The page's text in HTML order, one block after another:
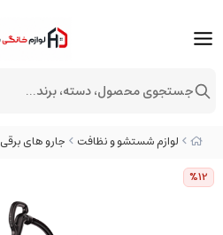
لوازم شستشو و نظافت جارو های برقی
%12
جستجوی محصول، دسته، برند...